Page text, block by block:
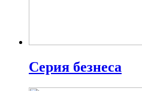
Серия безнеса